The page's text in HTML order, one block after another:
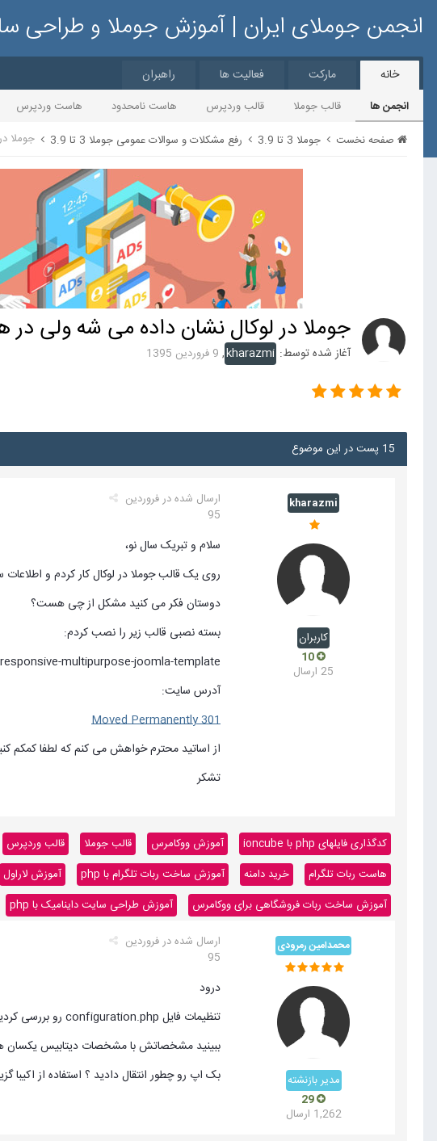
انجمن جوملای ایران | آموزش جوملا و طراحی
خانه
انجمن ها قالب جوملا قالب وردپرس هاست نامحدود هاست وردپرس
مارکت فعالیت ها راهبران
صفحه نخست جوملا 3 تا 3.9 رفع مشکلات و سوالات عمومی جوملا 3 تا 3.9 جوملا
جوملا در لوکال نشان داده می شه ولی
آغاز شده توسط: kharazmi
, 9 فروردین 1395
15 پست در این موضوع
kharazmi
کاربران
25 ارسال
ارسال شده درفروردین
95
سلام و تبریک سال نو،
روی یک قالب جوملا در لوکال کار کردم و
دوستان فکر می کنید مشکل از چی هست؟
بسته نصبی قالب زیر را نصب کردم:
multipurpose-joomla-template
آدرس سایت:
301 Moved Permanently
از اساتید محترم خواهش می کنم که لطفا کمکم
تشکر
کدگذاری فایلهای php با ioncube آموزش ووکامرس قالب جوملا قالب وردپرس
هاست ربات تلگرام
خرید دامنه آموزش ساخت ربات تلگرام با php آموزش لاراول
آموزش ساخت ربات فروشگاهی برای ووکامرس
آموزش طراحی سایت داینامیک با php
محمدامین رمرودی
مدیر بازنشته
1,262 ارسال
ارسال شده درفروردین
95
درود
تنظیمات فایل configuration.php رو بررسی کردید ؟
ببینید مشخصاتش با مشخصات دیتابیس یکسان
بک اپ رو چطور انتقال دادید ؟ استفاده از اکیبا